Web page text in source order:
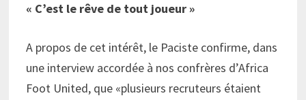
« C’est le rêve de tout joueur »
A propos de cet intérêt, le Paciste confirme, dans
une interview accordée à nos confrères d’Africa
Foot United, que «plusieurs recruteurs étaient